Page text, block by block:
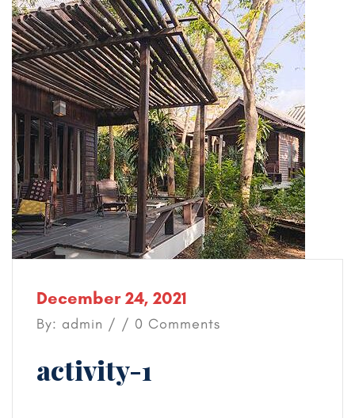
December 24, 2021
By: admin / / 0 Comments
activity-1